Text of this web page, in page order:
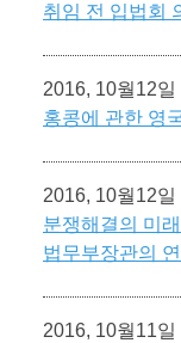
취임 전 입법회
2016, 10월12일
홍콩에 관한 영
2016, 10월12일
분쟁해결의 미
법무부장관의
2016, 10월11일